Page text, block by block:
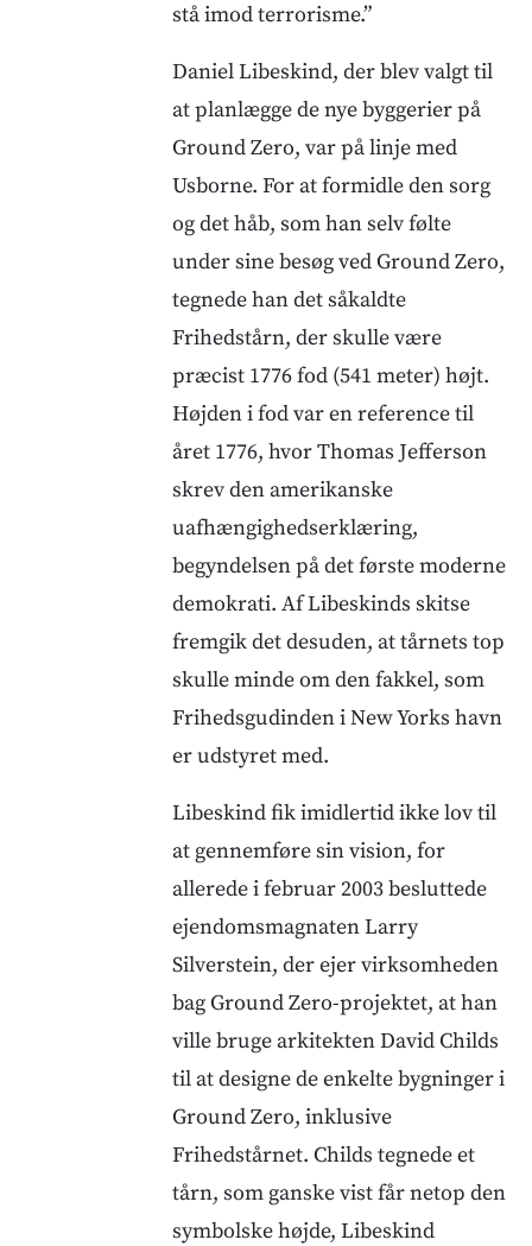
stå imod terrorisme.”
Daniel Libeskind, der blev valgt til
at planlægge de nye byggerier på
Ground Zero, var på linje med
Usborne. For at formidle den sorg
og det håb, som han selv følte
under sine besøg ved Ground Zero,
tegnede han det såkaldte
Frihedstårn, der skulle være
præcist 1776 fod (541 meter) højt.
Højden i fod var en reference til
året 1776, hvor Thomas Jefferson
skrev den amerikanske
uafhængighedserklæring,
begyndelsen på det første moderne
demokrati. Af Libeskinds skitse
fremgik det desuden, at tårnets top
skulle minde om den fakkel, som
Frihedsgudinden i New Yorks havn
er udstyret med.
Libeskind fik imidlertid ikke lov til
at gennemføre sin vision, for
allerede i februar 2003 besluttede
ejendomsmagnaten Larry
Silverstein, der ejer virksomheden
bag Ground Zero-projektet, at han
ville bruge arkitekten David Childs
til at designe de enkelte bygninger i
Ground Zero, inklusive
Frihedstårnet. Childs tegnede et
tårn, som ganske vist får netop den
symbolske højde, Libeskind